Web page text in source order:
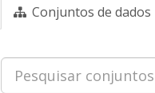
Conjuntos de dados